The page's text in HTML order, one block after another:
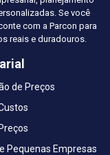
Se você
com a Parcon para
reais e duradouros.
de Preços
Pequenas Empresas